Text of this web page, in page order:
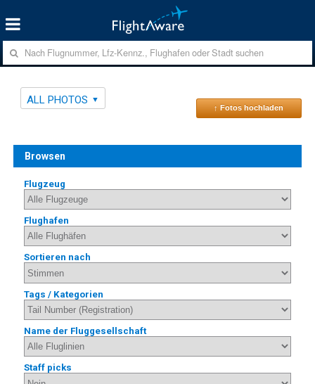
ALL PHOTOS
↑ Fotos hochladen
Browsen
Flugzeug
Flughafen
Sortieren nach
Tags / Kategorien
Name der Fluggesellschaft
Staff picks